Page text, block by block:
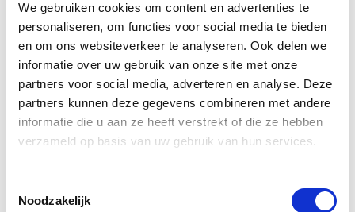
We gebruiken cookies om content en advertenties te
personaliseren, om functies voor social media te bieden
en om ons websiteverkeer te analyseren. Ook delen we
informatie over uw gebruik van onze site met onze
partners voor social media, adverteren en analyse. Deze
partners kunnen deze gegevens combineren met andere
informatie die u aan ze heeft verstrekt of die ze hebben
verzameld op basis van uw gebruik van hun services.
Noodzakelijk
Gerelateerde
producten